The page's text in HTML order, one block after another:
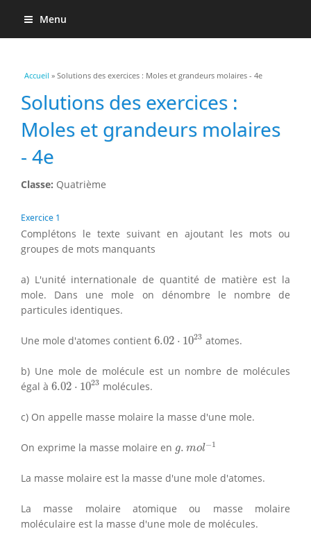
Menu
Vous êtes ici
Accueil » Solutions des exercices : Moles et grandeurs molaires - 4e
Solutions des exercices :
Moles et grandeurs molaires
- 4e
Classe: Quatrième
Exercice 1
Complétons le texte suivant en ajoutant les mots ou
groupes de mots manquants
a) L'unité internationale de quantité de matière est la
mole. Dans une mole on dénombre le nombre de
particules identiques.
Une mole d'atomes contient 6.02 ⋅ 1023
6.02 1023 atomes.
b) Une mole de molécule est un nombre de molécules
égal à 6.02 ⋅ 1023
6.02⋅1023molécules.
c) On appelle masse molaire la masse d'une mole.
On exprime la masse molaire en g. mol−1
l−1
La masse molaire est la masse d'une mole d'atomes.
La masse molaire atomique ou masse molaire
moléculaire est la masse d'une mole de molécules.